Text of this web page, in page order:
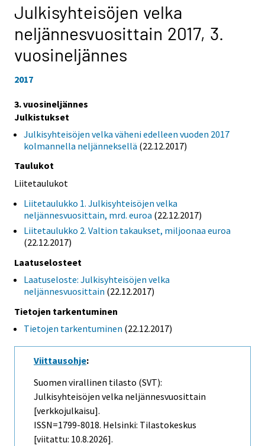
Julkisyhteisöjen velka
neljännesvuosittain 2017, 3.
vuosineljännes
2017
3. vuosineljännes
Julkistukset
Julkisyhteisöjen velka väheni edelleen vuoden 2017
kolmannella neljänneksellä (22.12.2017)
Taulukot
Liitetaulukot
Liitetaulukko 1. Julkisyhteisöjen velka
neljännesvuosittain, mrd. euroa (22.12.2017)
Liitetaulukko 2. Valtion takaukset, miljoonaa euroa
(22.12.2017)
Laatuselosteet
Laatuseloste: Julkisyhteisöjen velka
neljännesvuosittain (22.12.2017)
Tietojen tarkentuminen
Tietojen tarkentuminen (22.12.2017)
Viittausohje:
Suomen virallinen tilasto (SVT):
Julkisyhteisöjen velka neljännesvuosittain
[verkkojulkaisu].
ISSN=1799-8018. Helsinki: Tilastokeskus
[viitattu: 10.8.2026].